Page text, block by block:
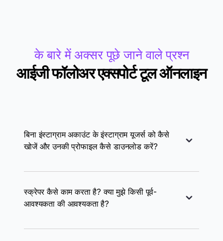
के बारे में अक्सर पूछे जाने वाले प्रश्न
आईजी फॉलोअर एक्सपोर्ट टूल ऑनलाइन
बिना इंस्टाग्राम अकाउंट के इंस्टाग्राम यूजर्स को कैसे
खोजें और उनकी प्रोफाइल कैसे डाउनलोड करें?
स्क्रेपर कैसे काम करता है? क्या मुझे किसी पूर्व-
आवश्यकता की आवश्यकता है?